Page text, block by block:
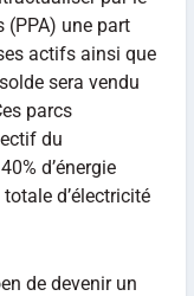
(PPA) une part
actifs ainsi que
sera vendu
parcs
du
d’énergie
d’électricité
de devenir un